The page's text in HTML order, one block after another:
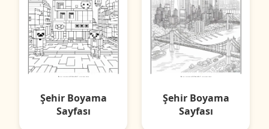
Şehir Boyama
Sayfası
Şehir Boyama
Sayfası